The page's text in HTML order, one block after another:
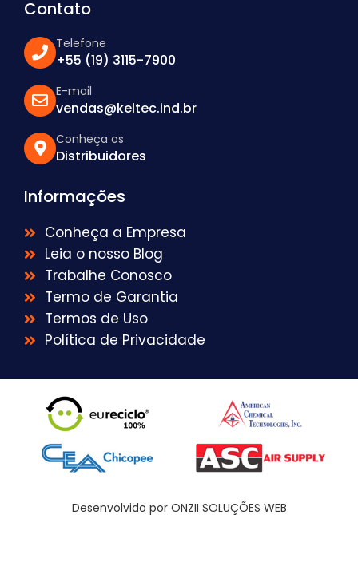
Contato
Telefone
+55 (19) 3115-7900
E-mail
vendas@keltec.ind.br
Conheça os
Distribuidores
Informações
Conheça a Empresa
Leia o nosso Blog
Trabalhe Conosco
Termo de Garantia
Termos de Uso
Política de Privacidade
Desenvolvido por ONZII SOLUÇÕES WEB